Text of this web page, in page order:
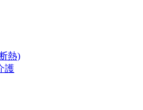
熱)
護